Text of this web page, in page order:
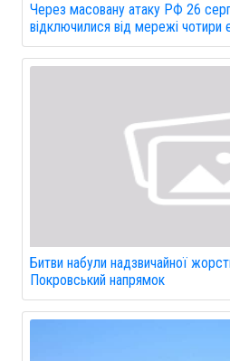
Через масовану атаку РФ 26
відключилися від мережі чотири
Битви набули надзвичайної
Покровський напрямок